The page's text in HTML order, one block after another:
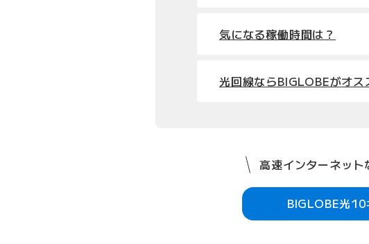
気になる稼働時間は？
光回線ならBIGLOBEがオス
高速インターネッ
BIGLOBE光10